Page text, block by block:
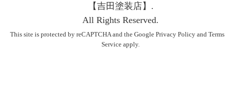
【吉⽥塗装店】.
All Rights Reserved.
This site is protected by reCAPTCHA and the Google Privacy Policyand
Service apply.